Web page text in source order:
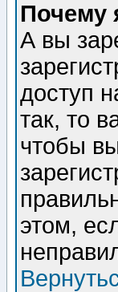
Почему
А вы
доступ
так, то
чтобы
этом,